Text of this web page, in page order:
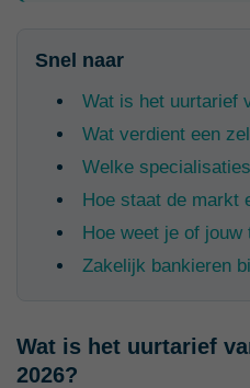
Snel naar
Wat is het uurtarief
Wat verdient een
Welke
Hoe staat de markt
Hoe weet je of jouw
Zakelijk bankieren
Wat is het uurtarief
2026?